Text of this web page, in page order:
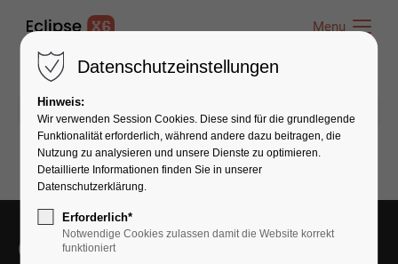
Menu
Get in Touch With Us
Datenschutzeinstellungen
Hinweis:
Wir verwenden Session Cookies. Diese sind für die grundlegende
Funktionalität erforderlich, während andere dazu beitragen, die
Nutzung zu analysieren und unsere Dienste zu optimieren.
Detaillierte Informationen finden Sie in unserer
Datenschutzerklärung.
Erforderlich*
Notwendige Cookies zulassen damit die Website korrekt
funktioniert
Menu